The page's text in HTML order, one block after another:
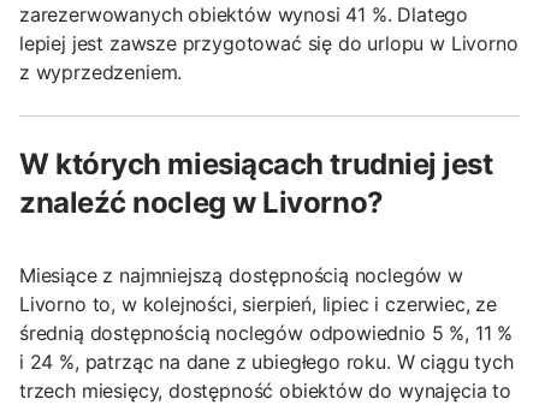
zarezerwowanych obiektów wynosi 41 %. Dlatego
lepiej jest zawsze przygotować się do urlopu w Livorno
z wyprzedzeniem.
W których miesiącach trudniej jest
znaleźć nocleg w Livorno?
Miesiące z najmniejszą dostępnością noclegów w
Livorno to, w kolejności, sierpień, lipiec i czerwiec, ze
średnią dostępnością noclegów odpowiednio 5 %, 11 %
i 24 %, patrząc na dane z ubiegłego roku. W ciągu tych
trzech miesięcy, dostępność obiektów do wynajęcia to